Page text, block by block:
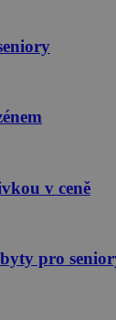
v ceně
pro